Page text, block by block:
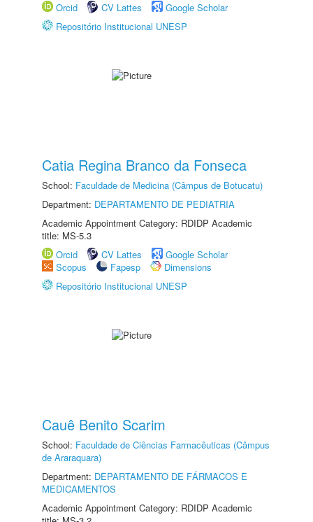
Orcid
CV Lattes
Google Scholar
Repositório Institucional UNESP
Catia Regina Branco da Fonseca
School: Faculdade de Medicina (Câmpus de Botucatu)
Department: DEPARTAMENTO DE PEDIATRIA
Academic Appointment Category: RDIDP Academic
title: MS-5.3
Orcid
CV Lattes
Google Scholar
Scopus
Fapesp
Dimensions
Repositório Institucional UNESP
Cauê Benito Scarim
School: Faculdade de Ciências Farmacêuticas (Câmpus
de Araraquara)
Department: DEPARTAMENTO DE FÁRMACOS E
MEDICAMENTOS
Academic Appointment Category: RDIDP Academic